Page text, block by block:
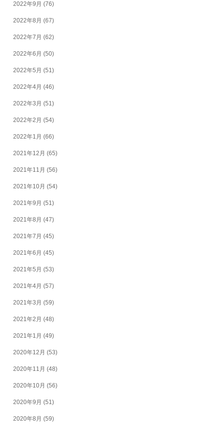
2022年9月 (76)
2022年8月 (67)
2022年7月 (62)
2022年6月 (50)
2022年5月 (51)
2022年4月 (46)
2022年3月 (51)
2022年2月 (54)
2022年1月 (66)
2021年12月 (65)
2021年11月 (56)
2021年10月 (54)
2021年9月 (51)
2021年8月 (47)
2021年7月 (45)
2021年6月 (45)
2021年5月 (53)
2021年4月 (57)
2021年3月 (59)
2021年2月 (48)
2021年1月 (49)
2020年12月 (53)
2020年11月 (48)
2020年10月 (56)
2020年9月 (51)
2020年8月 (59)